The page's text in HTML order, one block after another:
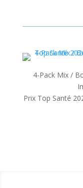
4-Pack Mix /
Prix Top Santé